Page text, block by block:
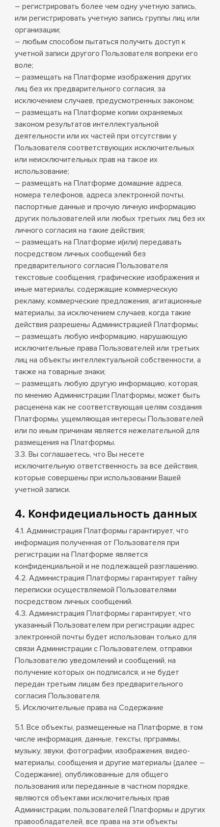
– регистрировать более чем одну учетную запись,
или регистрировать учетную запись группы лиц или
организации;
– любым способом пытаться получить доступ к
учетной записи другого Пользователя вопреки его
воле;
– размещать на Платформе изображения других
лиц без их предварительного согласия, за
исключением случаев, предусмотренных законом;
– размещать на Платформе копии охраняемых
законом результатов интеллектуальной
деятельности или их частей при отсутствии у
Пользователя соответствующих исключительных
или неисключительных прав на такое их
использование;
– размещать на Платформе домашние адреса,
номера телефонов, адреса электронной почты,
паспортные данные и прочую личную информацию
других пользователей или любых третьих лиц без их
личного согласия на такие действия;
– размещать на Платформе и(или) передавать
посредством личных сообщений без
предварительного согласия Пользователя
текстовые сообщения, графические изображения и
иные материалы, содержащие коммерческую
рекламу, коммерческие предложения, агитационные
материалы, за исключением случаев, когда такие
действия разрешены Администрацией Платформы;
– размещать любую информацию, нарушающую
исключительные права Пользователей или третьих
лиц на объекты интеллектуальной собственности, а
также на товарные знаки;
– размещать любую другую информацию, которая,
по мнению Администрации Платформы, может быть
расценена как не соответствующая целям создания
Платформы, ущемляющая интересы Пользователей
или по иным причинам является нежелательной для
размещения на Платформы.
3.3. Вы соглашаетесь, что Вы несете
исключительную ответственность за все действия,
которые совершены при использовании Вашей
учетной записи.
4. Конфидециальность данных
4.1. Администрация Платформы гарантирует, что
информация полученная от Пользователя при
регистрации на Платформе является
конфиденциальной и не подлежащей разглашению.
4.2. Администрация Платформы гарантирует тайну
переписки осуществляемой Пользователями
посредством личных сообщений.
4.3. Администрация Платформы гарантирует, что
указанный Пользователем при регистрации адрес
электронной почты будет использован только для
связи Администрации с Пользователем, отправки
Пользователю уведомлений и сообщений, на
получение которых он подписался, и не будет
передан третьим лицам без предварительного
согласия Пользователя.
5. Исключительные права на Содержание
5.1. Все объекты, размещенные на Платформе, в том
числе информация, данные, тексты, прграммы,
музыку, звуки, фотографии, изображения, видео-
материалы, сообщения и другие материалы (далее –
Содержание), опубликованные для общего
пользования или переданные в частном порядке,
являются объектами исключительных прав
Администрации, пользователей Платформы и других
правообладателей, все права на эти объекты